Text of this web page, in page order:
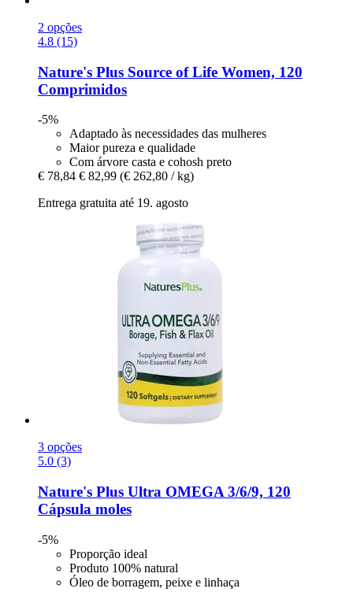
2 opções
4.8 (15)
Nature's Plus Source of Life Women, 120
Comprimidos
-5%
Adaptado às necessidades das mulheres
Maior pureza e qualidade
Com árvore casta e cohosh preto
€ 78,84 € 82,99 (€ 262,80 / kg)
Entrega gratuita até 19. agosto
3 opções
5.0 (3)
Nature's Plus Ultra OMEGA 3/6/9, 120
Cápsula moles
-5%
Proporção ideal
Produto 100% natural
Óleo de borragem, peixe e linhaça